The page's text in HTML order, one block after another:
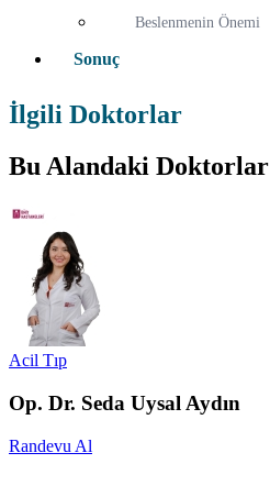
Beslenmenin Önemi
Sonuç
İlgili Doktorlar
Bu Alandaki Doktorlar
Acil Tıp
Op. Dr. Seda Uysal Aydın
Randevu Al